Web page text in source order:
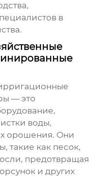
в
— это
воды,
орошения. Они
такие как песок,
предотвращая
и других